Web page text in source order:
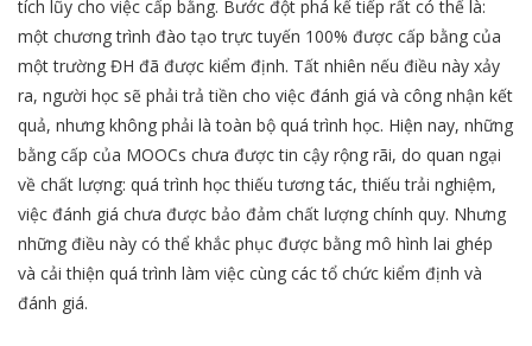
tích lũy cho việc cấp bằng. Bước đột phá kế tiếp rất có thể là:
một chương trình đào tạo trực tuyến 100% được cấp bằng của
một trường ĐH đã được kiểm định. Tất nhiên nếu điều này xảy
ra, người học sẽ phải trả tiền cho việc đánh giá và công nhận kết
quả, nhưng không phải là toàn bộ quá trình học. Hiện nay, những
bằng cấp của MOOCs chưa được tin cậy rộng rãi, do quan ngại
về chất lượng: quá trình học thiếu tương tác, thiếu trải nghiệm,
việc đánh giá chưa được bảo đảm chất lượng chính quy. Nhưng
những điều này có thể khắc phục được bằng mô hình lai ghép
và cải thiện quá trình làm việc cùng các tổ chức kiểm định và
đánh giá.